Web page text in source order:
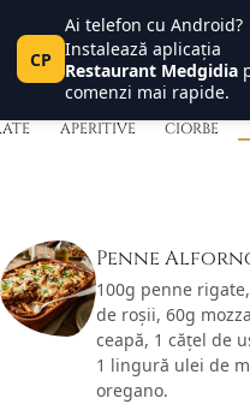
APERITIVE CIORBE
Penne
100g penne
de roșii, 60g
ceapă, 1 cățel de
1 lingură ulei de
oregano.
CP
Ai telefon cu Android?
Instalează aplicația
Restaurant Medgidia
comenzi mai rapide.